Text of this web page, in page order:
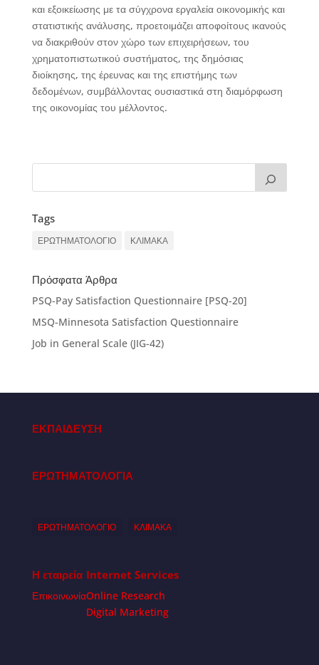
και εξοικείωσης με τα σύγχρονα εργαλεία οικονομικής και
στατιστικής ανάλυσης, προετοιμάζει αποφοίτους ικανούς
να διακριθούν στον χώρο των επιχειρήσεων, του
χρηματοπιστωτικού συστήματος, της δημόσιας
διοίκησης, της έρευνας και της επιστήμης των
δεδομένων, συμβάλλοντας ουσιαστικά στη διαμόρφωση
της οικονομίας του μέλλοντος.
Tags
ΕΡΩΤΗΜΑΤΟΛΟΓΙΟ ΚΛΙΜΑΚΑ
Πρόσφατα Άρθρα
PSQ-Pay Satisfaction Questionnaire [PSQ-20]
MSQ-Minnesota Satisfaction Questionnaire
Job in General Scale (JIG-42)
ΕΚΠΑΙΔΕΥΣΗ
ΕΡΩΤΗΜΑΤΟΛΟΓΙΑ
ΕΡΩΤΗΜΑΤΟΛΟΓΙΟ ΚΛΙΜΑΚΑ
Η εταιρεία
Επικοινωνία
Internet Services
Online Research
Digital Marketing